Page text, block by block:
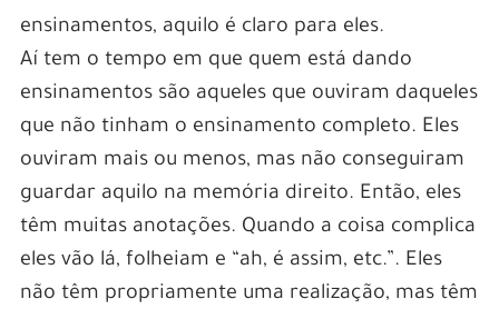
ensinamentos, aquilo é claro para eles.
Aí tem o tempo em que quem está dando
ensinamentos são aqueles que ouviram daqueles
que não tinham o ensinamento completo. Eles
ouviram mais ou menos, mas não conseguiram
guardar aquilo na memória direito. Então, eles
têm muitas anotações. Quando a coisa complica
eles vão lá, folheiam e “ah, é assim, etc.”. Eles
não têm propriamente uma realização, mas têm